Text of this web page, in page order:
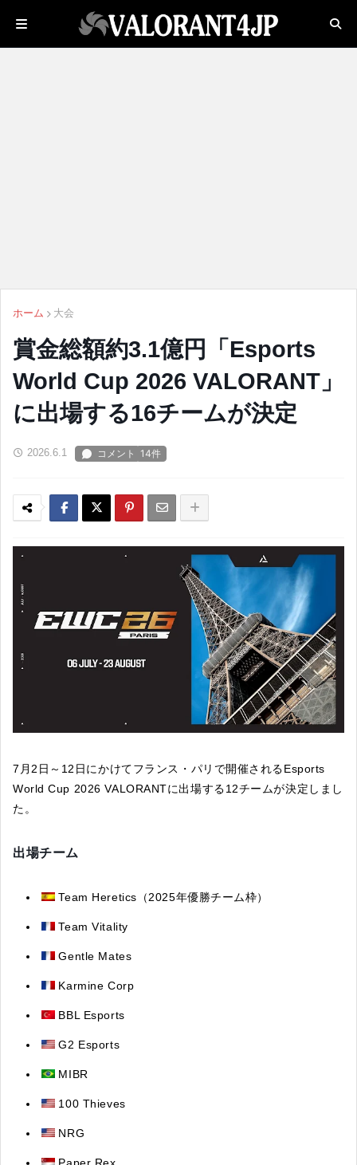
ホーム 大会
賞金総額約3.1億円「Esports
World Cup 2026 VALORANT」
に出場する16チームが決定
2026.6.1
7月2日～12日にかけてフランス・パリで開催されるEsports
World Cup 2026 VALORANTに出場する12チームが決定しまし
た。
出場チーム
Team Heretics（2025年優勝チーム枠）
Team Vitality
Gentle Mates
Karmine Corp
BBL Esports
G2 Esports
MIBR
100 Thieves
NRG
Paper Rex